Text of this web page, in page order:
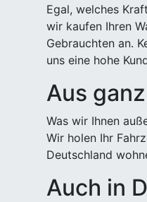
Egal, welches
wir kaufen Ihren
Gebrauchten an.
uns eine hohe
Aus
Was wir Ihnen
Wir holen Ihr
Deutschland
Auch in